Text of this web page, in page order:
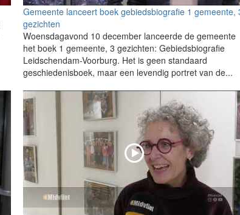
Gemeente lanceert boek gebiedsbiografie 1 gemeente,
gezichten
Woensdagavond 10 december lanceerde de gemeente
het boek 1 gemeente, 3 gezichten: Gebiedsbiografie
Leidschendam-Voorburg. Het is geen standaard
geschiedenisboek, maar een levendig portret van de...